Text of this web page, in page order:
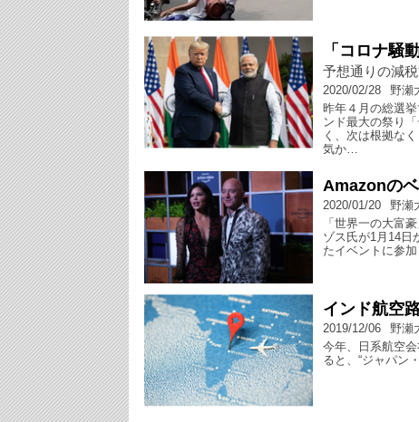
「コロナ騒
予想通りの減
2020/02/28
野瀬
昨年４月の総選
ンド最大の祭り
く、次は根拠な
気か…
Amazonの
2020/01/20
野瀬
「世界一の大富
ゾス氏が1月14日
たイベントに参
インド航空
2019/12/06
野瀬
今年、日系航空
ると、“ジャパン